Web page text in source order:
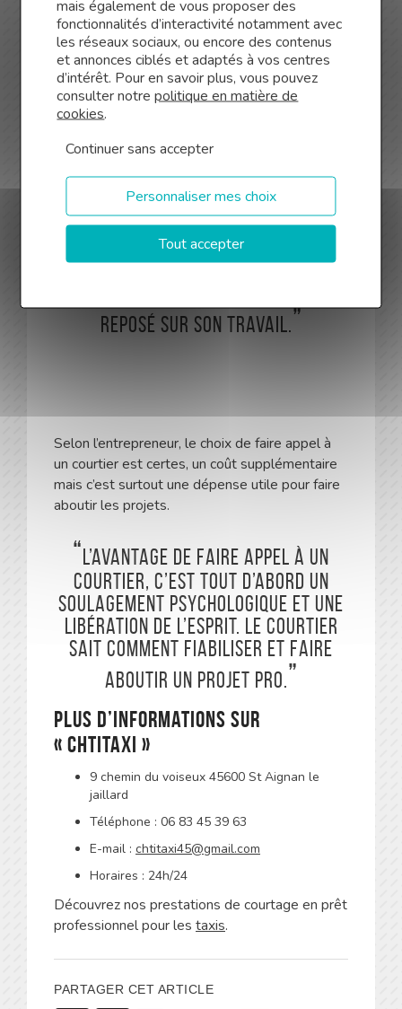
prêt
professionnel
d’Orléans,
entre en
scène !
j’étais
sceptique de faire appel à un
professionnel ! Mais à partir du
moment où j’ai discuté avec
Mireille, les choses ce sont
reposé sur son travail.
Selon l’entrepreneur, le choix de faire appel à
un courtier est certes, un coût supplémentaire
mais c’est surtout une dépense utile pour faire
aboutir les projets.
L’avantage de faire appel à un
courtier, c’est tout d’abord un
soulagement psychologique et une
libération de l’esprit. Le courtier
sait comment fiabiliser et faire
aboutir un projet pro.
Plus d’informations sur
« ChtiTaxi »
9 chemin du voiseux 45600 St Aignan le
jaillard
Téléphone : 06 83 45 39 63
E-mail : chtitaxi45@gmail.com
Horaires : 24h/24
Découvrez nos prestations de courtage en prêt
professionnel pour les taxis.
PARTAGER CET ARTICLE
mais également de vous proposer des
fonctionnalités d’interactivité notamment avec
les réseaux sociaux, ou encore des contenus
et annonces ciblés et adaptés à vos centres
d’intérêt. Pour en savoir plus, vous pouvez
consulter notrepolitique en matière de
cookies.
Continuer sans accepter
Personnaliser mes choix
Tout accepter